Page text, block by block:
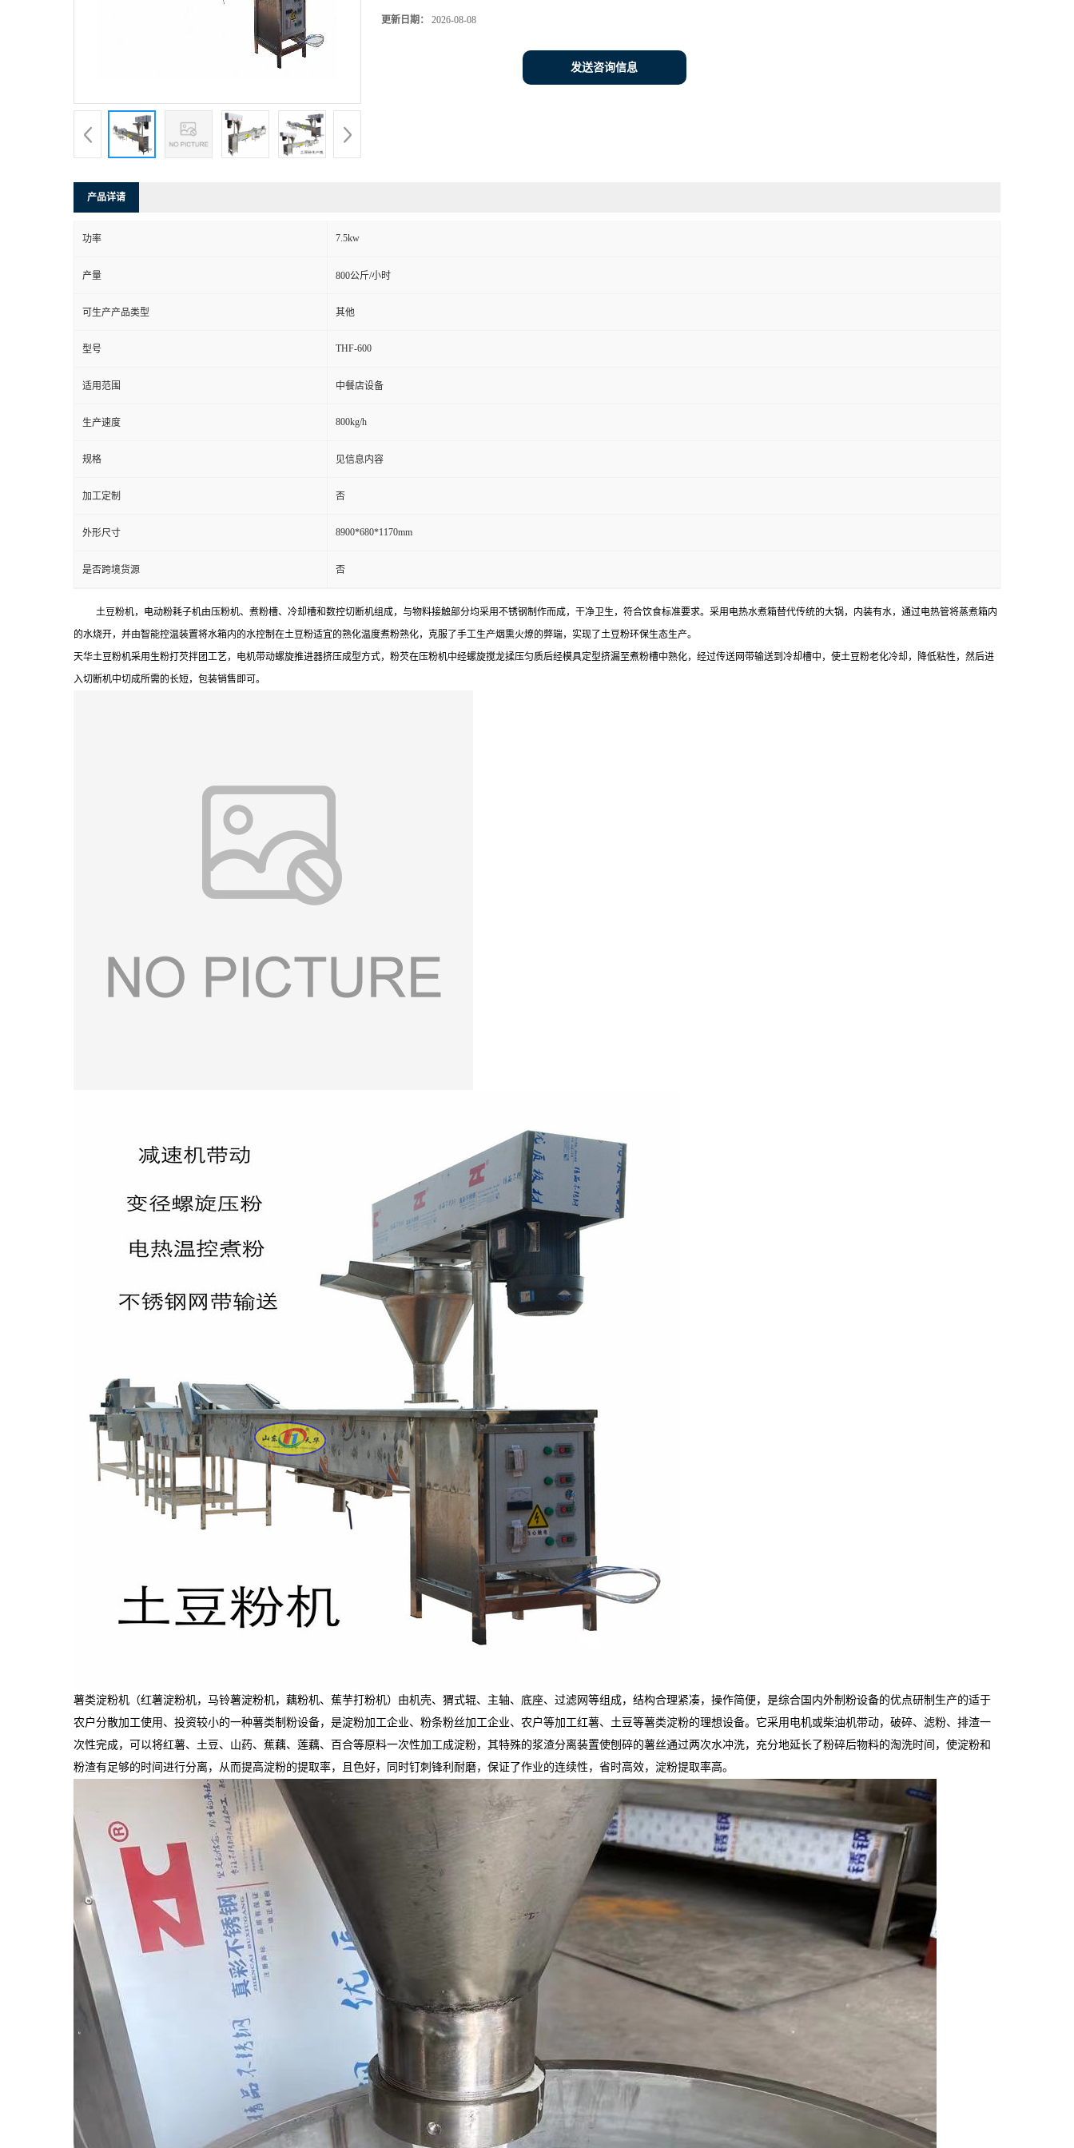
更新日期： 2026-08-08
发送咨询信息
产品详请
功率 7.5kw
产量 800公斤/小时
可生产产品类型 其他
型号 THF-600
适用范围 中餐店设备
生产速度 800kg/h
规格 见信息内容
加工定制 否
外形尺寸 8900*680*1170mm
是否跨境货源 否
土豆粉机，电动粉耗子机由压粉机、煮粉槽、冷却槽和数控切断机组成，与物料接触部分均采用不锈钢制作而成，干净卫生，符合饮食标准要求。采用电热水煮箱替代传统的大锅，内装有水，通过电热管将蒸煮箱内
的水烧开，并由智能控温装置将水箱内的水控制在土豆粉适宜的熟化温度煮粉熟化，克服了手工生产烟熏火燎的弊端，实现了土豆粉环保生态生产。
天华土豆粉机采用生粉打芡拌团工艺，电机带动螺旋推进器挤压成型方式，粉芡在压粉机中经螺旋搅龙揉压匀质后经模具定型挤漏至煮粉槽中熟化，经过传送网带输送到冷却槽中，使土豆粉老化冷却，降低粘性，然后进
入切断机中切成所需的长短，包装销售即可。
薯类淀粉机（红薯淀粉机，马铃薯淀粉机，藕粉机、蕉芋打粉机）由机壳、猬式辊、主轴、底座、过滤网等组成，结构合理紧凑，操作简便，是综合国内外制粉设备的优点研制生产的适于
农户分散加工使用、投资较小的一种薯类制粉设备，是淀粉加工企业、粉条粉丝加工企业、农户等加工红薯、土豆等薯类淀粉的理想设备。它采用电机或柴油机带动，破碎、滤粉、排渣一
次性完成，可以将红薯、土豆、山药、蕉藕、莲藕、百合等原料一次性加工成淀粉，其特殊的浆渣分离装置使刨碎的薯丝通过两次水冲洗，充分地延长了粉碎后物料的淘洗时间，使淀粉和
粉渣有足够的时间进行分离，从而提高淀粉的提取率，且色好，同时钉刺锋利耐磨，保证了作业的连续性，省时高效，淀粉提取率高。